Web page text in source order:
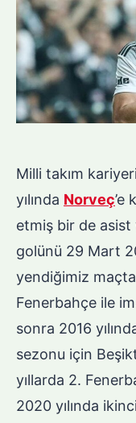
Milli takım
yılında Norveç’e
etmiş bir de asist
golünü 29 Mart
yendiğimiz maçta
Fenerbahçe ile
sonra 2016
sezonu için
yıllarda 2.
2020 yılında